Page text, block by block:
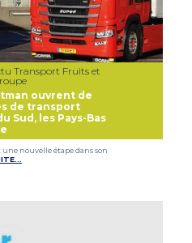
Transport Fruits et
ouvrent de
de transport
Sud, les Pays-Bas
nouvelle étape dans son